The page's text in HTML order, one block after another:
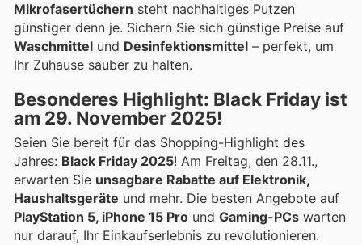
Mikrofasertüchern steht nachhaltiges Putzen
günstiger denn je. Sichern Sie sich günstige Preise auf
Waschmittel und Desinfektionsmittel – perfekt, um
Ihr Zuhause sauber zu halten.
Besonderes Highlight: Black Friday ist
am 29. November 2025!
Seien Sie bereit für das Shopping-Highlight des
Jahres: Black Friday 2025! Am Freitag, den 28.11.,
erwarten Sie unsagbare Rabatte auf Elektronik,
Haushaltsgeräte und mehr. Die besten Angebote auf
PlayStation 5, iPhone 15 Pro und Gaming-PCs warten
nur darauf, Ihr Einkaufserlebnis zu revolutionieren.